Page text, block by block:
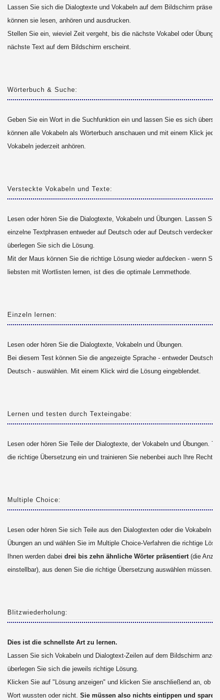
Lassen Sie sich die Dialogtexte und Vokabeln auf dem Bildschirm
können sie lesen, anhören und ausdrucken.
Stellen Sie ein, wieviel Zeit vergeht, bis die nächste Vokabel oder Übung
nächste Text auf dem Bildschirm erscheint.
Wörterbuch & Suche:
Geben Sie ein Wort in die Suchfunktion ein und lassen Sie es sich
können alle Vokabeln als Wörterbuch anschauen und mit einem Klick jede
Vokabeln jederzeit anhören.
Versteckte Vokabeln und Texte:
Lesen oder hören Sie die Dialogtexte, Vokabeln und Übungen. Lassen Sie
einzelne Textphrasen entweder auf Deutsch oder auf Deutsch verdecken
überlegen Sie sich die Lösung.
Mit der Maus können Sie die richtige Lösung wieder aufdecken - wenn Sie
liebsten mit Wortlisten lernen, ist dies die optimale Lernmethode.
Einzeln lernen:
Lesen oder hören Sie die Dialogtexte, Vokabeln und Übungen.
Bei diesem Test können Sie die angezeigte Sprache - entweder Deutsch
Deutsch - auswählen. Mit einem Klick wird die Lösung eingeblendet.
Lernen und testen durch Texteingabe:
Lesen oder hören Sie Teile der Dialogtexte, der Vokabeln und Übungen.
die richtige Übersetzung ein und trainieren Sie nebenbei auch Ihre
Multiple Choice:
Lesen oder hören Sie sich Teile aus den Dialogtexten oder die Vokabeln
Übungen an und wählen Sie im Multiple Choice-Verfahren die richtige
Ihnen werden dabei drei bis zehn ähnliche Wörter präsentiert(die
einstellbar), aus denen Sie die richtige Übersetzung auswählen müssen.
Blitzwiederholung:
Dies ist die schnellste Art zu lernen.
Lassen Sie sich Vokabeln und Dialogtext-Zeilen auf dem Bildschirm
überlegen Sie sich die jeweils richtige Lösung.
Klicken Sie auf "Lösung anzeigen" und klicken Sie anschließend an, ob
Wort wussten oder nicht. Sie müssen also nichts eintippen und sparen